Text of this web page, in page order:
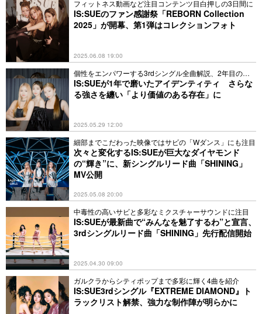
フィットネス動画など注目コンテンツ目白押しの3日間に
IS:SUEのファン感謝祭「REBORN Collection
2025」が開幕、第1弾はコレクションフォト
2025.06.08 19:00
個性をエンパワーする3rdシングル全曲解説、2年目の抱
負も
IS:SUEが1年で磨いたアイデンティティ さらな
る強さを纏い「より価値のある存在」に
2025.05.29 12:00
細部までこだわった映像ではサビの「Wダンス」にも注目
次々と変化するIS:SUEが巨大なダイヤモンド
の“輝き”に、新シングルリード曲「SHINING」
MV公開
2025.05.08 20:00
中毒性の高いサビと多彩なミクスチャーサウンドに注目
IS:SUEが最新曲で“みんなを魅了するわ”と宣言、
3rdシングルリード曲「SHINING」先行配信開始
2025.04.30 09:00
ガルクラからシティポップまで多彩に輝く4曲を紹介
IS:SUE3rdシングル『EXTREME DIAMOND』ト
ラックリスト解禁、強力な制作陣が明らかに